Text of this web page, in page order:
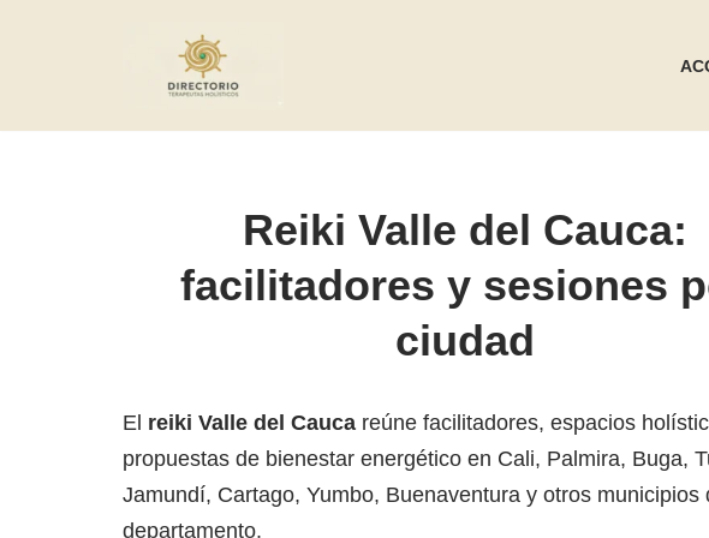
Reiki Valle del Cauca:
facilitadores y sesiones
ciudad
El reiki Valle del Cauca reúne facilitadores, espacios
propuestas de bienestar energético en Cali, Palmira, Buga,
Jamundí, Cartago, Yumbo, Buenaventura y otros municipios
departamento.